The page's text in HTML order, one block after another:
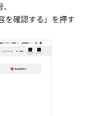
を確認する」を押す